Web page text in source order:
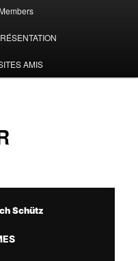
Members
AMIS
Schütz